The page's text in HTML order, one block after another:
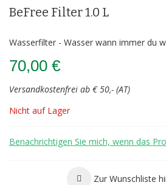
der
BeFree Filter 1.0 L
Wasserfilter - Wasser wann immer du
70,00 €
Versandkostenfrei ab € 50,- (AT)
Nicht auf Lager
Benachrichtigen Sie mich, wenn das
Zur Wunschliste